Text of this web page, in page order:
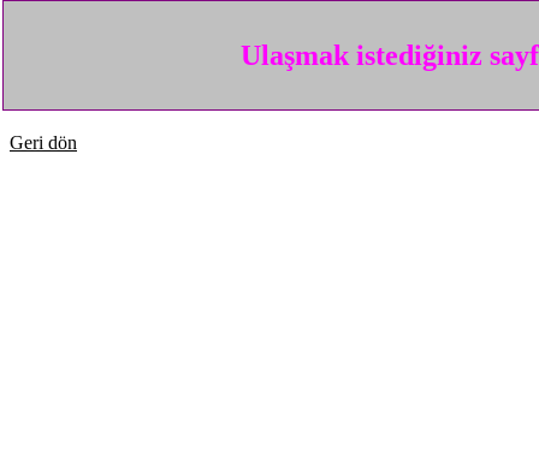
Ulaşmak istediğiniz
Geri dön